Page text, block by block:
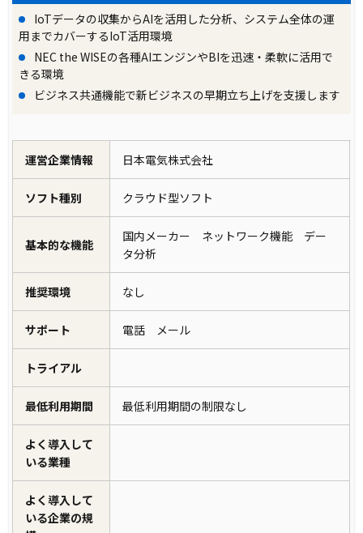
IoTデータの収集からAIを活用した分析、システム全体の運
用までカバーするIoT活用環境
NEC the WISEの各種AIエンジンやBIを迅速・柔軟に活用で
きる環境
ビジネス共通機能で新ビジネスの早期立ち上げを支援します
運営企業情報 日本電気株式会社
ソフト種別 クラウド型ソフト
基本的な機能
国内メーカー ネットワーク機能 デー
タ分析
推奨環境 なし
サポート 電話 メール
トライアル
最低利用期間 最低利用期間の制限なし
よく導入して
いる業種
よく導入して
いる企業の規